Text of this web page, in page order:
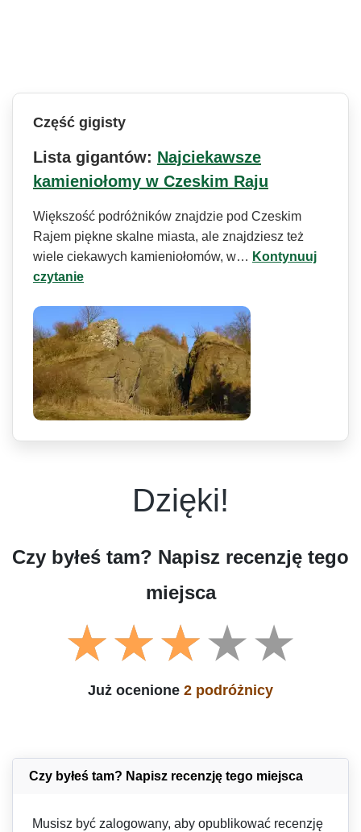
Część gigisty
Lista gigantów: Najciekawsze
kamieniołomy w Czeskim Raju
Większość podróżników znajdzie pod Czeskim
Rajem piękne skalne miasta, ale znajdziesz też
wiele ciekawych kamieniołomów, w… Kontynuuj
czytanie
Dzięki!
Czy byłeś tam? Napisz recenzję tego
miejsca
Już ocenione 2 podróżnicy
Czy byłeś tam? Napisz recenzję tego miejsca
Musisz być zalogowany, aby opublikować recenzję